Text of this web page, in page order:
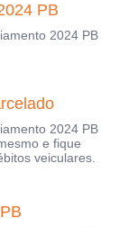
PB
2024 PB
2024 PB
e fique
veiculares.